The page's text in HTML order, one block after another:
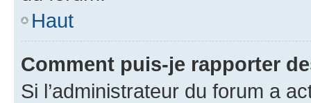
Haut
Comment puis-je rapporter
Si l’administrateur du forum a